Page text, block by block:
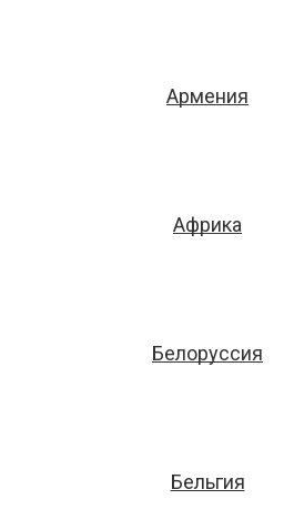
Армения
Африка
Белоруссия
Бельгия